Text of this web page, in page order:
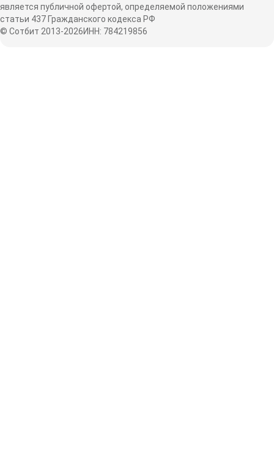
является публичной офертой, определяемой положениями
статьи 437 Гражданского кодекса РФ
© Сотбит 2013-2026ИНН: 784219856